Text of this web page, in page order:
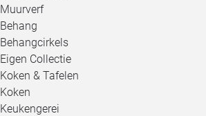
Muurverf
Behang
Behangcirkels
Eigen Collectie
Koken & Tafelen
Koken
Keukengerei